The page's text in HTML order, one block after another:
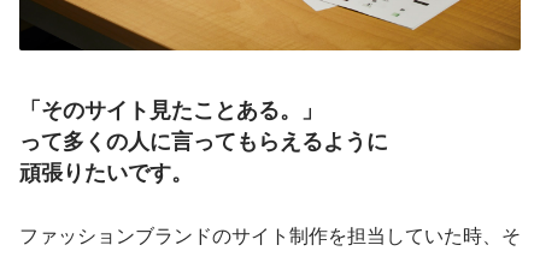
「そのサイト見たことある。」
って多くの人に言ってもらえるように
頑張りたいです。
ファッションブランドのサイト制作を担当していた時、そ